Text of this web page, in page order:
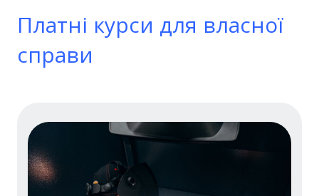
Платні курси для власної
справи